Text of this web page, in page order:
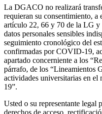
La DGACO no realizará
requieran su consentimiento, a
artículo 22, 66 y 70 de la LG
datos personales sensibles
seguimiento cronológico del
confirmadas por COVID-19,
apartado concerniente a los
párrafo, de los “Lineamientos
actividades universitarias en
19”.
Usted o su representante legal